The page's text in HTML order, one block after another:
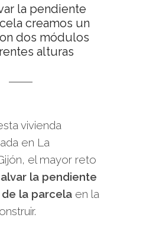
la pendiente
creamos un
dos módulos
alturas
vivienda
en La
el mayor reto
la pendiente
la parcela en la